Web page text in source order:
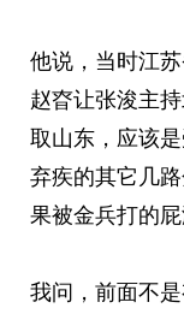
他说，当时江
赵昚让张浚主
取山东，应该
弃疾的其它几
果被金兵打的
我问，前面不